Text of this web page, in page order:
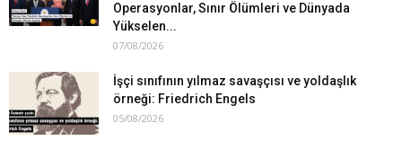
Operasyonlar, Sınır Ölümleri ve Dünyada
Yükselen...
07/08/2026
İşçi sınıfının yılmaz savaşçısı ve yoldaşlık
örneği: Friedrich Engels
05/08/2026